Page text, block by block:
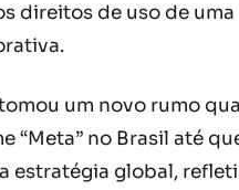
direitos de uso de
um novo rumo
“Meta” no Brasil até
estratégia global,